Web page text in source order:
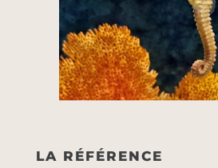
LA RÉFÉRENCE